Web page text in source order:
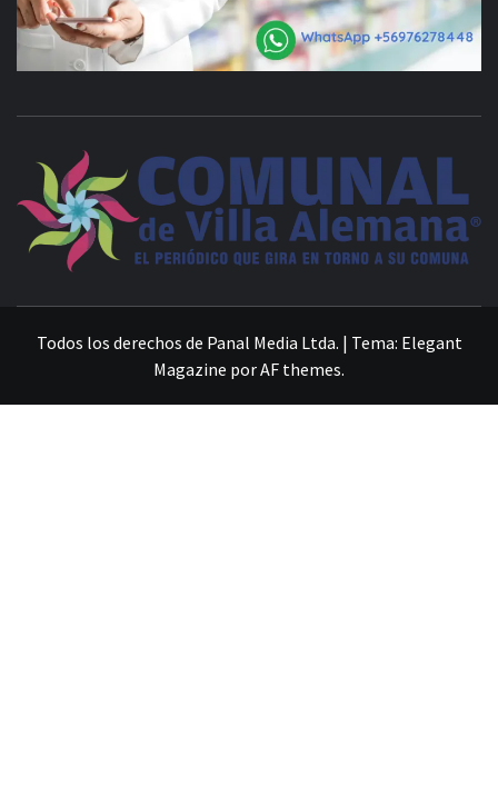
Todos los derechos de Panal Media Ltda. | Tema: Elegant
Magazine porAF themes.